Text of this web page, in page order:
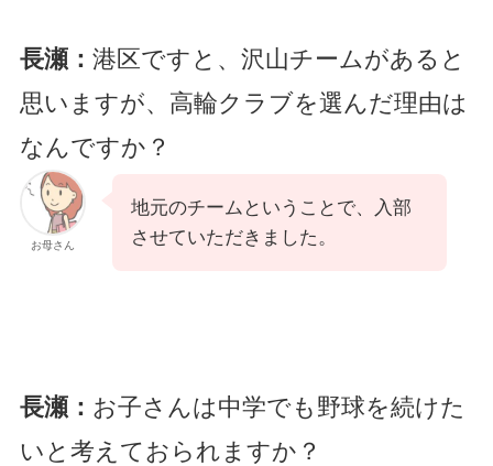
長瀬： 港区ですと、沢山チームがあると
思いますが、高輪クラブを選んだ理由は
なんですか？
お母さん
地元のチームということで、入部
させていただきました。
長瀬： お子さんは中学でも野球を続けた
いと考えておられますか？